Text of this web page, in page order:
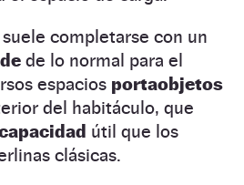
completarse con un
de lo normal para el
espacios portaobjetos
del habitáculo, que
útil que los
clásicas.